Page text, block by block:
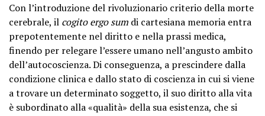
Con l’introduzione del rivoluzionario criterio della morte
cerebrale, il cogito ergo sum di cartesiana memoria entra
prepotentemente nel diritto e nella prassi medica,
finendo per relegare l’essere umano nell’angusto ambito
dell’autocoscienza. Di conseguenza, a prescindere dalla
condizione clinica e dallo stato di coscienza in cui si viene
a trovare un determinato soggetto, il suo diritto alla vita
è subordinato alla «qualità» della sua esistenza, che si